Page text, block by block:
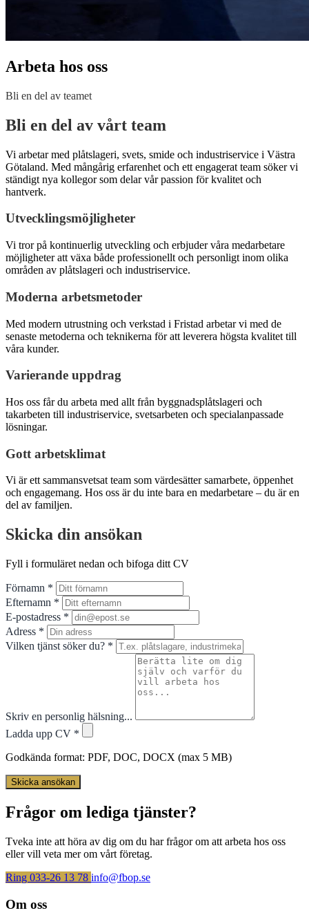
Arbeta hos oss
Bli en del av teamet
Bli en del av vårt team
Vi arbetar med plåtslageri, svets, smide och industriservice i Västra
Götaland. Med mångårig erfarenhet och ett engagerat team söker vi
ständigt nya kollegor som delar vår passion för kvalitet och
hantverk.
Utvecklingsmöjligheter
Vi tror på kontinuerlig utveckling och erbjuder våra medarbetare
möjligheter att växa både professionellt och personligt inom olika
områden av plåtslageri och industriservice.
Moderna arbetsmetoder
Med modern utrustning och verkstad i Fristad arbetar vi med de
senaste metoderna och teknikerna för att leverera högsta kvalitet till
våra kunder.
Varierande uppdrag
Hos oss får du arbeta med allt från byggnadsplåtslageri och
takarbeten till industriservice, svetsarbeten och specialanpassade
lösningar.
Gott arbetsklimat
Vi är ett sammansvetsat team som värdesätter samarbete, öppenhet
och engagemang. Hos oss är du inte bara en medarbetare – du är en
del av familjen.
Skicka din ansökan
Fyll i formuläret nedan och bifoga ditt CV
Förnamn *
Efternamn *
E-postadress *
Adress *
Vilken tjänst söker du? *
Skriv en personlig hälsning...
Ladda upp CV *
Godkända format: PDF, DOC, DOCX (max 5 MB)
Skicka ansökan
Frågor om lediga tjänster?
Tveka inte att höra av dig om du har frågor om att arbeta hos oss
eller vill veta mer om vårt företag.
Ring 033-26 13 78 info@fbop.se
Om oss